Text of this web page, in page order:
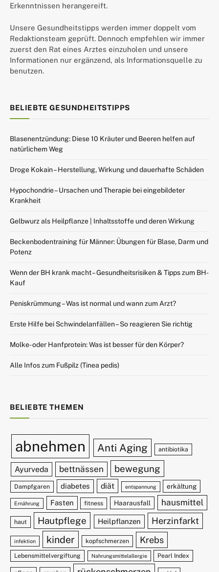
Erkenntnissen herangereift.
Unsere Gesundheitstipps werden immer doppelt vom
Redaktionsteam geprüft. Dennoch empfehlen wir immer
zuerst den Rat eines Arztes einzuholen und unsere
Informationen nur ergänzend, als Informationsquelle zu
benutzen.
BELIEBTE GESUNDHEITSTIPPS
Blasenentzündung: Diese 10 Kräuter und Beeren helfen auf
natürlichem Weg
Droge Kokain – Herstellung, Wirkung und dauerhafte Schäden
Hypochondrie – Ursachen und Therapie bei eingebildeter
Krankheit
Gelbwurz als Heilpflanze | Inhaltsstoffe und deren Wirkung
Beckenbodentraining für Männer: Übungen für Blase, Darm und
Potenz
Wenn der BH krank macht – Gesundheitsrisiken & Tipps zum BH-
Kauf
Peniskrümmung – Was ist normal und wann zum Arzt?
Erste Hilfe bei Schwindelanfällen – So reagieren Sie richtig
Molke- oder Hanfprotein: Was ist besser für den Körper?
Alle Infos zum Fußpilz (Tinea pedis)
BELIEBTE THEMEN
abnehmen Anti Aging antibiotika
Ayurveda bettnässen bewegung
Dampfgaren diabetes diät entspannung erkältung
Ernährung Fasten fitness Haarausfall hausmittel
haut Hautpflege Heilpflanzen Herzinfarkt
infektion kinder kopfschmerzen Krebs
Lebensmittelvergiftung Nahrungsmittelallergie Pearl Index